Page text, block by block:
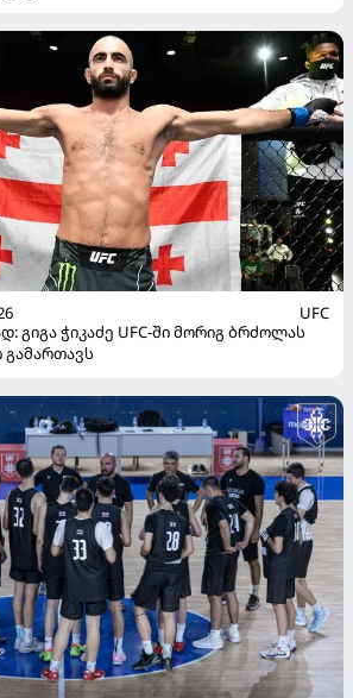
UFC
გიგა ჭიკაძე UFC-ში მორიგ ბრძოლას
გამართავს